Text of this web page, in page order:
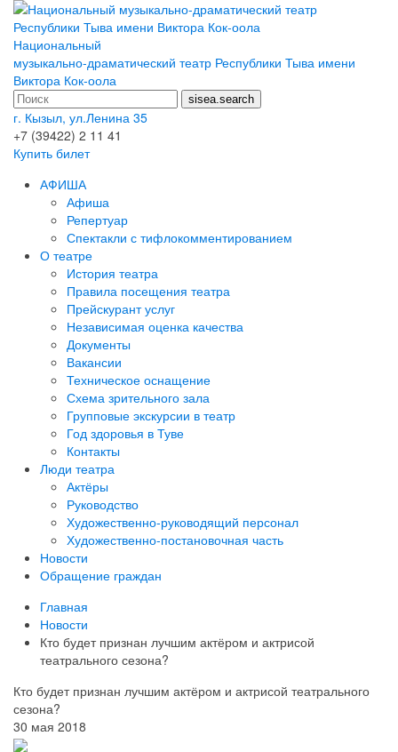
Национальный
музыкально-драматический театр Республики Тыва имени
Виктора Кок-оола
г. Кызыл, ул.Ленина 35
+7 (39422) 2 11 41
Купить билет
АФИША
Афиша
Репертуар
Спектакли с тифлокомментированием
О театре
История театра
Правила посещения театра
Прейскурант услуг
Независимая оценка качества
Документы
Вакансии
Техническое оснащение
Схема зрительного зала
Групповые экскурсии в театр
Год здоровья в Туве
Контакты
Люди театра
Актёры
Руководство
Художественно-руководящий персонал
Художественно-постановочная часть
Новости
Обращение граждан
Главная
Новости
Кто будет признан лучшим актёром и актрисой
театрального сезона?
Кто будет признан лучшим актёром и актрисой театрального
сезона?
30 мая 2018